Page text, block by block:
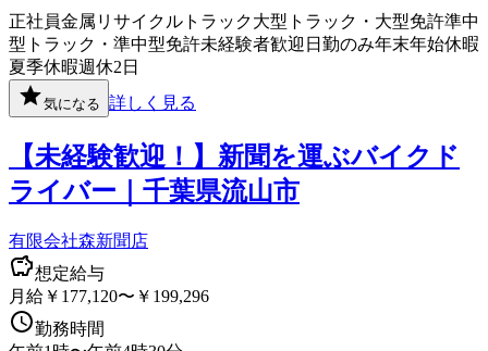
正社員金属リサイクル トラック大型トラック・大型免許準中
型トラック・準中型免許未経験者歓迎 日勤のみ年末年始休暇
夏季休暇週休2日
気になる 詳しく見る
【未経験歓迎！】新聞を運ぶバイクド
ライバー｜千葉県流山市
有限会社森新聞店
想定給与
月給￥177,120〜￥199,296
勤務時間